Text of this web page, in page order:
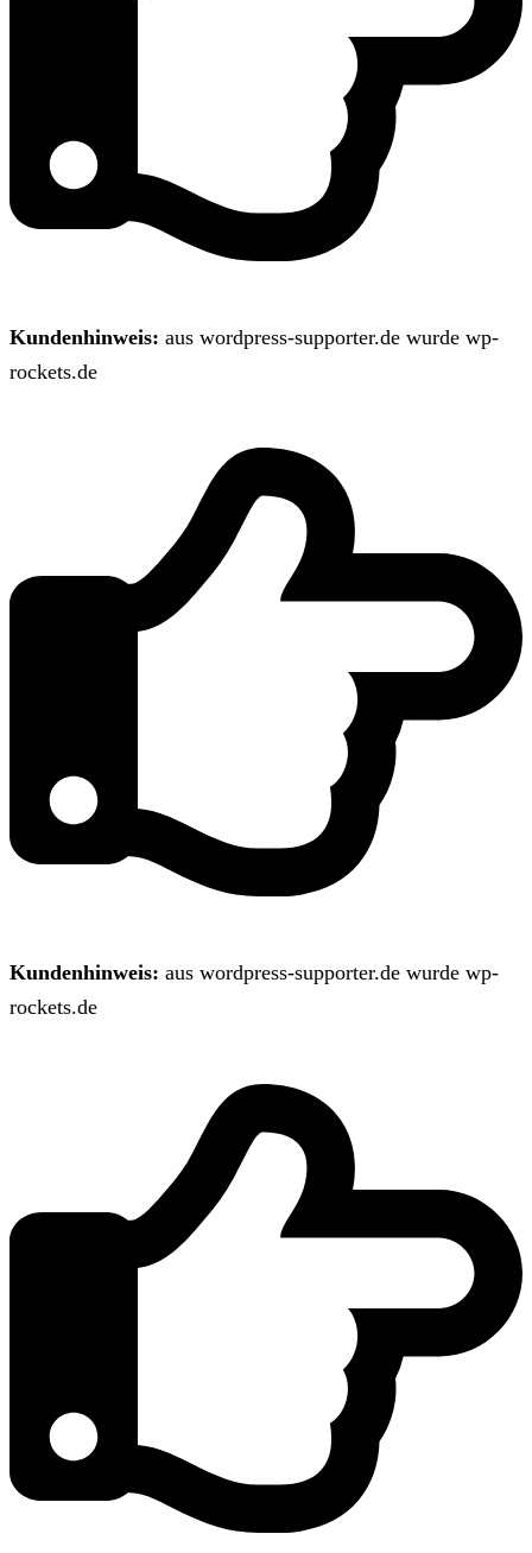
Kundenhinweis: aus wordpress-supporter.de wurde wp-
rockets.de
Kundenhinweis: aus wordpress-supporter.de wurde wp-
rockets.de